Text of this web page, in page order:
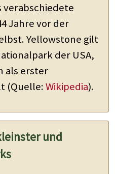
verabschiedete
Jahre vor der
Yellowstone gilt
der USA,
als erster
(Quelle:Wikipedia).
und